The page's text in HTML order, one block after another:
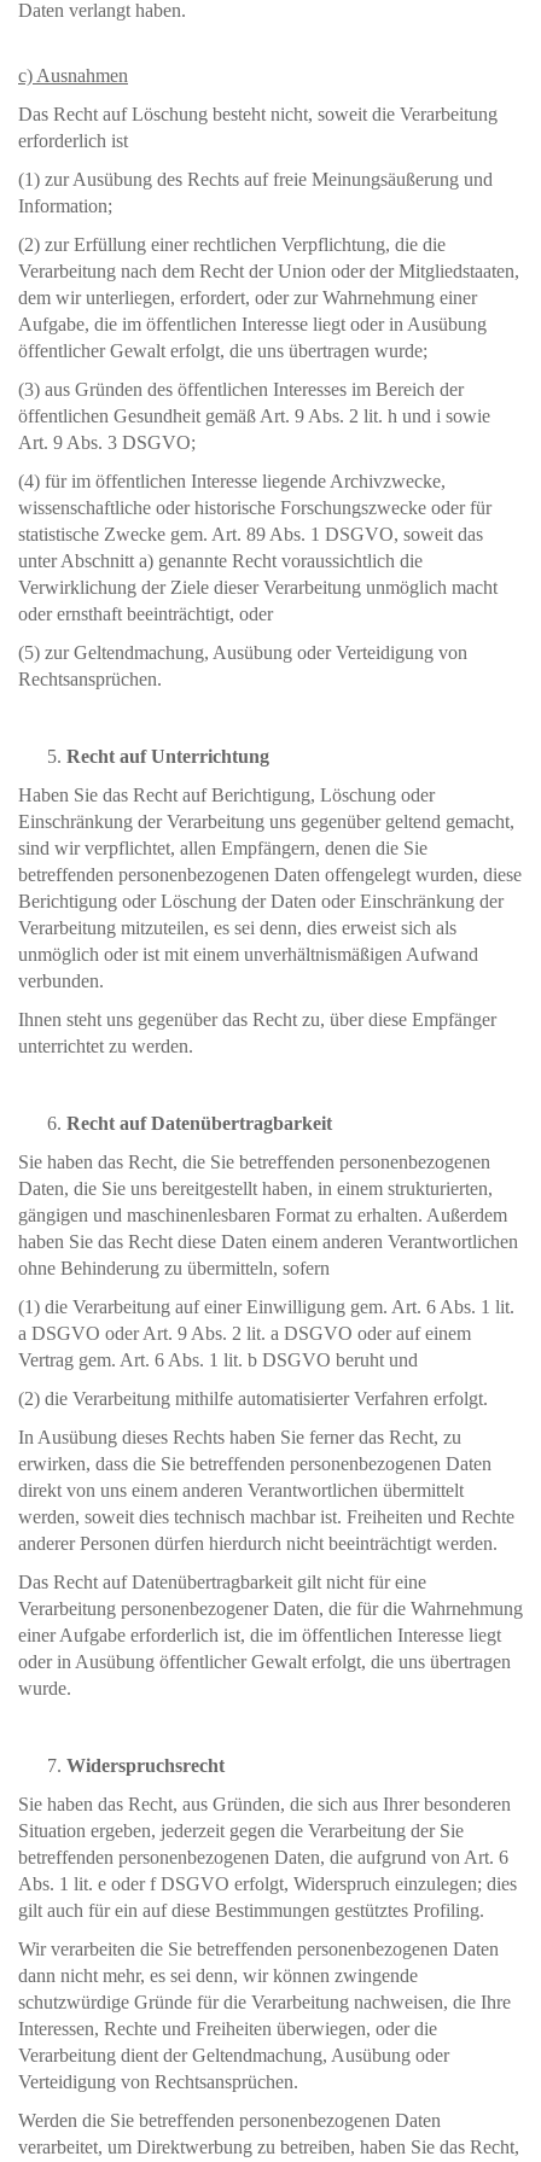
Daten verlangt haben.
c) Ausnahmen
Das Recht auf Löschung besteht nicht, soweit die Verarbeitung
erforderlich ist
(1) zur Ausübung des Rechts auf freie Meinungsäußerung und
Information;
(2) zur Erfüllung einer rechtlichen Verpflichtung, die die
Verarbeitung nach dem Recht der Union oder der Mitgliedstaaten,
dem wir unterliegen, erfordert, oder zur Wahrnehmung einer
Aufgabe, die im öffentlichen Interesse liegt oder in Ausübung
öffentlicher Gewalt erfolgt, die uns übertragen wurde;
(3) aus Gründen des öffentlichen Interesses im Bereich der
öffentlichen Gesundheit gemäß Art. 9 Abs. 2 lit. h und i sowie
Art. 9 Abs. 3 DSGVO;
(4) für im öffentlichen Interesse liegende Archivzwecke,
wissenschaftliche oder historische Forschungszwecke oder für
statistische Zwecke gem. Art. 89 Abs. 1 DSGVO, soweit das
unter Abschnitt a) genannte Recht voraussichtlich die
Verwirklichung der Ziele dieser Verarbeitung unmöglich macht
oder ernsthaft beeinträchtigt, oder
(5) zur Geltendmachung, Ausübung oder Verteidigung von
Rechtsansprüchen.
Recht auf Unterrichtung
Haben Sie das Recht auf Berichtigung, Löschung oder
Einschränkung der Verarbeitung uns gegenüber geltend gemacht,
sind wir verpflichtet, allen Empfängern, denen die Sie
betreffenden personenbezogenen Daten offengelegt wurden, diese
Berichtigung oder Löschung der Daten oder Einschränkung der
Verarbeitung mitzuteilen, es sei denn, dies erweist sich als
unmöglich oder ist mit einem unverhältnismäßigen Aufwand
verbunden.
Ihnen steht uns gegenüber das Recht zu, über diese Empfänger
unterrichtet zu werden.
Recht auf Datenübertragbarkeit
Sie haben das Recht, die Sie betreffenden personenbezogenen
Daten, die Sie uns bereitgestellt haben, in einem strukturierten,
gängigen und maschinenlesbaren Format zu erhalten. Außerdem
haben Sie das Recht diese Daten einem anderen Verantwortlichen
ohne Behinderung zu übermitteln, sofern
(1) die Verarbeitung auf einer Einwilligung gem. Art. 6 Abs. 1 lit.
a DSGVO oder Art. 9 Abs. 2 lit. a DSGVO oder auf einem
Vertrag gem. Art. 6 Abs. 1 lit. b DSGVO beruht und
(2) die Verarbeitung mithilfe automatisierter Verfahren erfolgt.
In Ausübung dieses Rechts haben Sie ferner das Recht, zu
erwirken, dass die Sie betreffenden personenbezogenen Daten
direkt von uns einem anderen Verantwortlichen übermittelt
werden, soweit dies technisch machbar ist. Freiheiten und Rechte
anderer Personen dürfen hierdurch nicht beeinträchtigt werden.
Das Recht auf Datenübertragbarkeit gilt nicht für eine
Verarbeitung personenbezogener Daten, die für die Wahrnehmung
einer Aufgabe erforderlich ist, die im öffentlichen Interesse liegt
oder in Ausübung öffentlicher Gewalt erfolgt, die uns übertragen
wurde.
Widerspruchsrecht
Sie haben das Recht, aus Gründen, die sich aus Ihrer besonderen
Situation ergeben, jederzeit gegen die Verarbeitung der Sie
betreffenden personenbezogenen Daten, die aufgrund von Art. 6
Abs. 1 lit. e oder f DSGVO erfolgt, Widerspruch einzulegen; dies
gilt auch für ein auf diese Bestimmungen gestütztes Profiling.
Wir verarbeiten die Sie betreffenden personenbezogenen Daten
dann nicht mehr, es sei denn, wir können zwingende
schutzwürdige Gründe für die Verarbeitung nachweisen, die Ihre
Interessen, Rechte und Freiheiten überwiegen, oder die
Verarbeitung dient der Geltendmachung, Ausübung oder
Verteidigung von Rechtsansprüchen.
Werden die Sie betreffenden personenbezogenen Daten
verarbeitet, um Direktwerbung zu betreiben, haben Sie das Recht,